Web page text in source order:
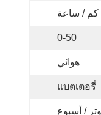
0-50
هوائي
แบตเตอรี่